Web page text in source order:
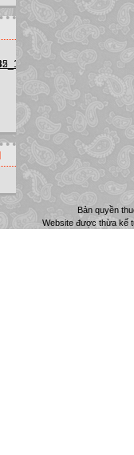
Bản quyền
Website được thừa kế